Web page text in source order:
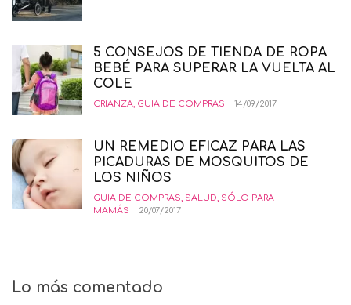
5 CONSEJOS DE TIENDA DE ROPA
BEBÉ PARA SUPERAR LA VUELTA AL
COLE
CRIANZA, GUIA DE COMPRAS 14/09/2017
UN REMEDIO EFICAZ PARA LAS
PICADURAS DE MOSQUITOS DE
LOS NIÑOS
GUIA DE COMPRAS, SALUD, SÓLO PARA
MAMÁS
20/07/2017
Lo más comentado